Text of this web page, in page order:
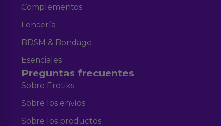
Complementos
Lencería
BDSM & Bondage
Esenciales
Preguntas frecuentes
Sobre Erotiks
Sobre los envíos
Sobre los productos